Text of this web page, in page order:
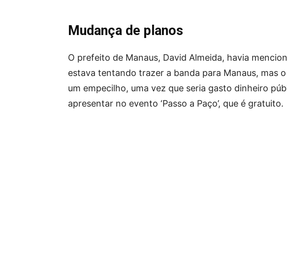
Mudança de planos
O prefeito de Manaus, David Almeida, havia
estava tentando trazer a banda para Manaus, mas
um empecilho, uma vez que seria gasto dinheiro
apresentar no evento ‘Passo a Paço’, que é gratuito.